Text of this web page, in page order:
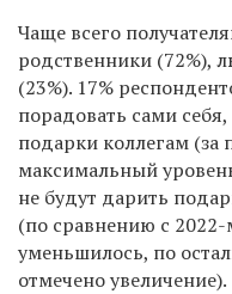
Чаще всего
родственники (72%),
(23%). 17%
порадовать сами
подарки коллегам (за
максимальный
не будут дарить
(по сравнению с
уменьшилось, по
отмечено увеличение).